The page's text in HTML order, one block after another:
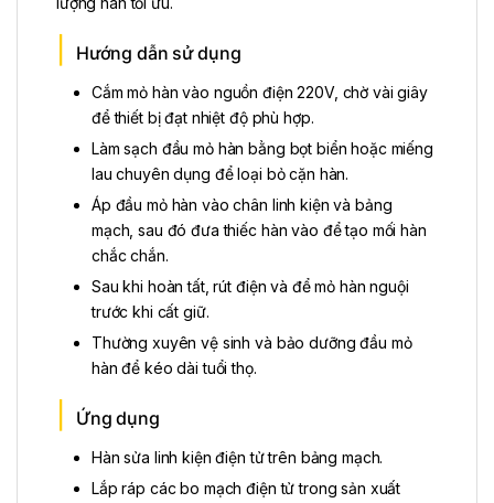
Hướng dẫn sử dụng
Cắm mỏ hàn vào nguồn điện 220V, chờ vài giây
để thiết bị đạt nhiệt độ phù hợp.
Làm sạch đầu mỏ hàn bằng bọt biển hoặc miếng
lau chuyên dụng để loại bỏ cặn hàn.
Áp đầu mỏ hàn vào chân linh kiện và bảng
mạch, sau đó đưa thiếc hàn vào để tạo mối hàn
chắc chắn.
Sau khi hoàn tất, rút điện và để mỏ hàn nguội
trước khi cất giữ.
Thường xuyên vệ sinh và bảo dưỡng đầu mỏ
hàn để kéo dài tuổi thọ.
Ứng dụng
Hàn sửa linh kiện điện tử trên bảng mạch.
Lắp ráp các bo mạch điện tử trong sản xuất